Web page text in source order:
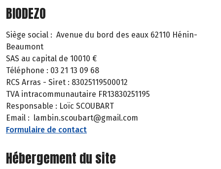
BIODEZO
Siège social : Avenue du bord des eaux 62110 Hénin-
Beaumont
SAS au capital de 10010 €
Téléphone : 03 21 13 09 68
RCS Arras - Siret : 83025119500012
TVA intracommunautaire FR13830251195
Responsable : Loïc SCOUBART
Email : lambin.scoubart@gmail.com
Formulaire de contact
Hébergement du site